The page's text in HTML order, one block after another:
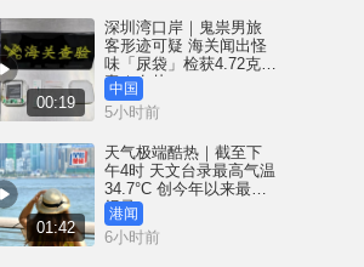
00:19
深圳湾口岸｜鬼祟男旅
客形迹可疑 海关闻出怪
味「尿袋」检获4.72克冰
毒｜有片
中国
5小时前
01:42
天气极端酷热｜截至下
午4时 天文台录最高气温
34.7°C 创今年以来最高
纪录
港闻
6小时前